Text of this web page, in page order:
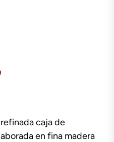
caja de
en fina madera